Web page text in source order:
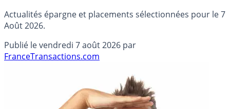
Actualités épargne et placements sélectionnées pour le 7
Août 2026.
Publié levendredi 7 août 2026 par
FranceTransactions.com